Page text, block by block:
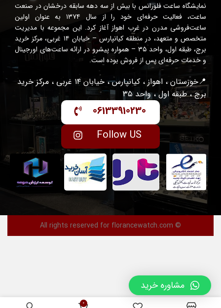
نمایشگاه ساعت فلورانس با بیش از سه دهه سابقه درخشان در صنعت
ساعت، فعالیت حرفه‌ای خود را از سال ۱۳۷۴ به عنوان اولین
ساعت‌فروشی مدرن در غرب اهواز آغاز کرد. این مجموعه با مدیریت
متخصص و متعهد، در منطقه کیانپارس – خیابان ۱۴ غربی، مرکز خرید
برج، طبقه اول، واحد ۳۵ – همواره پیشرو در ارائه ساعت‌های اورجینال
و خدمات حرفه‌ای پس از فروش بوده است.
📍خوزستان ، اهواز ، کیانپارس ، خیابان ۱۴ غربی ، مرکز خرید
برج ، طبقه اول ، واحد ۳۵
06133910230
Follow US
© All rights reserved for florancewatch.com
0
مشاوره خرید